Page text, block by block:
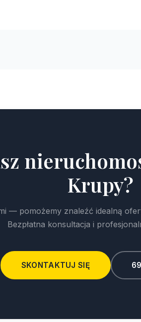
Krupy?
— pomożemy znaleźć idealną
Bezpłatna konsultacja i
SKONTAKTUJ SIĘ